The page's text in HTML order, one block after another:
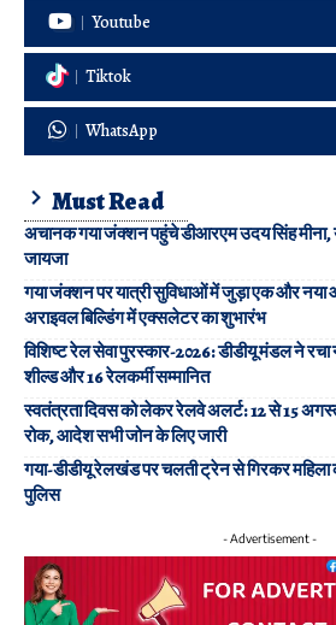
Youtube
Tiktok
WhatsApp
Must Read
अचानक गया जंक्शन पहुंचे डीआरएम उदय सिंह मीना,
जायजा
गया जंक्शन पर यात्री सुविधाओं में जुड़ा एक और नया
अराइवल बिल्डिंग में एक्सलेटर का शुभारंभ
विशिष्ट रेल सेवा पुरस्कार-2026: डीडीयू मंडल ने रचा
शील्ड और 16 रेलकर्मी सम्मानित
स्वतंत्रता दिवस को लेकर रेलवे अलर्ट: 12 से 15
रोक, आदेश सभी जोन के लिए जारी
गया-डीडीयू रेलखंड पर चलती ट्रेन से गिरकर महिला
पुलिस
- Advertisement -